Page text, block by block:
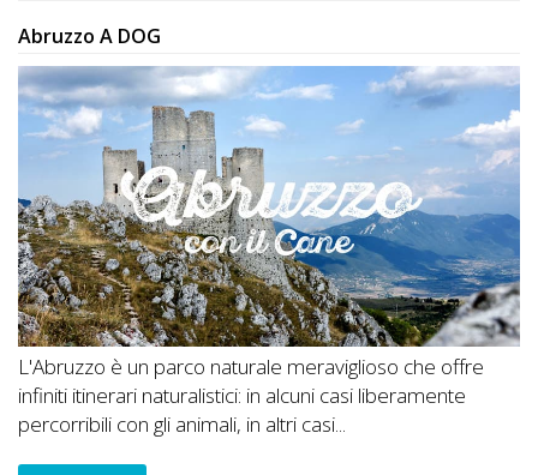
Abruzzo A DOG
L'Abruzzo è un parco naturale meraviglioso che offre
infiniti itinerari naturalistici: in alcuni casi liberamente
percorribili con gli animali, in altri casi...